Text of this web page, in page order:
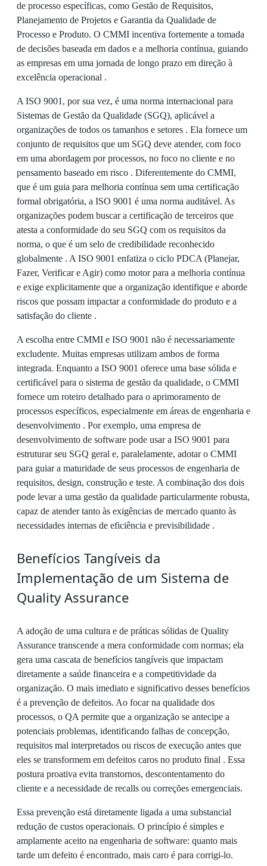
de processo específicas, como Gestão de Requisitos,
Planejamento de Projetos e Garantia da Qualidade de
Processo e Produto. O CMMI incentiva fortemente a tomada
de decisões baseada em dados e a melhoria contínua, guiando
as empresas em uma jornada de longo prazo em direção à
excelência operacional .
A ISO 9001, por sua vez, é uma norma internacional para
Sistemas de Gestão da Qualidade (SGQ), aplicável a
organizações de todos os tamanhos e setores . Ela fornece um
conjunto de requisitos que um SGQ deve atender, com foco
em uma abordagem por processos, no foco no cliente e no
pensamento baseado em risco . Diferentemente do CMMI,
que é um guia para melhoria contínua sem uma certificação
formal obrigatória, a ISO 9001 é uma norma auditável. As
organizações podem buscar a certificação de terceiros que
atesta a conformidade do seu SGQ com os requisitos da
norma, o que é um selo de credibilidade reconhecido
globalmente . A ISO 9001 enfatiza o ciclo PDCA (Planejar,
Fazer, Verificar e Agir) como motor para a melhoria contínua
e exige explicitamente que a organização identifique e aborde
riscos que possam impactar a conformidade do produto e a
satisfação do cliente .
A escolha entre CMMI e ISO 9001 não é necessariamente
excludente. Muitas empresas utilizam ambos de forma
integrada. Enquanto a ISO 9001 oferece uma base sólida e
certificável para o sistema de gestão da qualidade, o CMMI
fornece um roteiro detalhado para o aprimoramento de
processos específicos, especialmente em áreas de engenharia e
desenvolvimento . Por exemplo, uma empresa de
desenvolvimento de software pode usar a ISO 9001 para
estruturar seu SGQ geral e, paralelamente, adotar o CMMI
para guiar a maturidade de seus processos de engenharia de
requisitos, design, construção e teste. A combinação dos dois
pode levar a uma gestão da qualidade particularmente robusta,
capaz de atender tanto às exigências de mercado quanto às
necessidades internas de eficiência e previsibilidade .
Benefícios Tangíveis da
Implementação de um Sistema de
Quality Assurance
A adoção de uma cultura e de práticas sólidas de Quality
Assurance transcende a mera conformidade com normas; ela
gera uma cascata de benefícios tangíveis que impactam
diretamente a saúde financeira e a competitividade da
organização. O mais imediato e significativo desses benefícios
é a prevenção de defeitos. Ao focar na qualidade dos
processos, o QA permite que a organização se antecipe a
potenciais problemas, identificando falhas de concepção,
requisitos mal interpretados ou riscos de execução antes que
eles se transformem em defeitos caros no produto final . Essa
postura proativa evita transtornos, descontentamento do
cliente e a necessidade de recalls ou correções emergenciais.
Essa prevenção está diretamente ligada a uma substancial
redução de custos operacionais. O princípio é simples e
amplamente aceito na engenharia de software: quanto mais
tarde um defeito é encontrado, mais caro é para corrigi-lo.